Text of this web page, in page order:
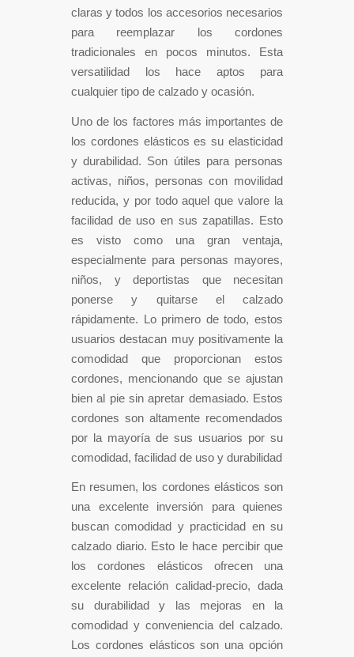
claras y todos los accesorios necesarios
para reemplazar los cordones
tradicionales en pocos minutos. Esta
versatilidad los hace aptos para
cualquier tipo de calzado y ocasión.
Uno de los factores más importantes de
los cordones elásticos es su elasticidad
y durabilidad. Son útiles para personas
activas, niños, personas con movilidad
reducida, y por todo aquel que valore la
facilidad de uso en sus zapatillas. Esto
es visto como una gran ventaja,
especialmente para personas mayores,
niños, y deportistas que necesitan
ponerse y quitarse el calzado
rápidamente. Lo primero de todo, estos
usuarios destacan muy positivamente la
comodidad que proporcionan estos
cordones, mencionando que se ajustan
bien al pie sin apretar demasiado. Estos
cordones son altamente recomendados
por la mayoría de sus usuarios por su
comodidad, facilidad de uso y durabilidad
En resumen, los cordones elásticos son
una excelente inversión para quienes
buscan comodidad y practicidad en su
calzado diario. Esto le hace percibir que
los cordones elásticos ofrecen una
excelente relación calidad-precio, dada
su durabilidad y las mejoras en la
comodidad y conveniencia del calzado.
Los cordones elásticos son una opción